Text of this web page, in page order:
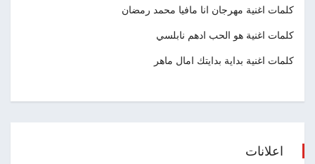
كلمات اغنية مهرجان انا مافيا محمد رمضان
كلمات اغنية هو الحب ادهم نابلسي
كلمات اغنية بداية بدايتك امال ماهر
اعلانات